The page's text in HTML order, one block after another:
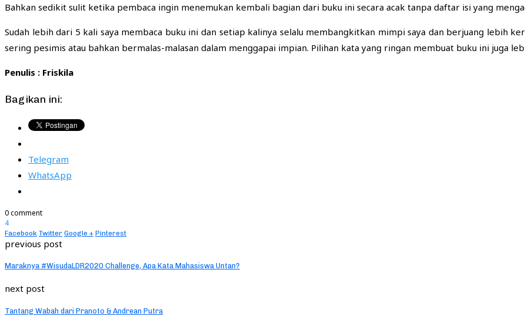
Bahkan sedikit sulit ketika pembaca ingin menemukan kembali bagian dari buku ini secara acak tanpa daftar isi yang
Sudah lebih dari 5 kali saya membaca buku ini dan setiap kalinya selalu membangkitkan mimpi saya dan berjuang lebih
sering pesimis atau bahkan bermalas-malasan dalam menggapai impian. Pilihan kata yang ringan membuat buku ini juga
Penulis : Friskila
Bagikan ini:
Telegram
WhatsApp
0 comment
4
Facebook Twitter Google + Pinterest
previous post
Maraknya #WisudaLDR2020 Challenge, Apa Kata Mahasiswa Untan?
next post
Tantang Wabah dari Pranoto & Andrean Putra